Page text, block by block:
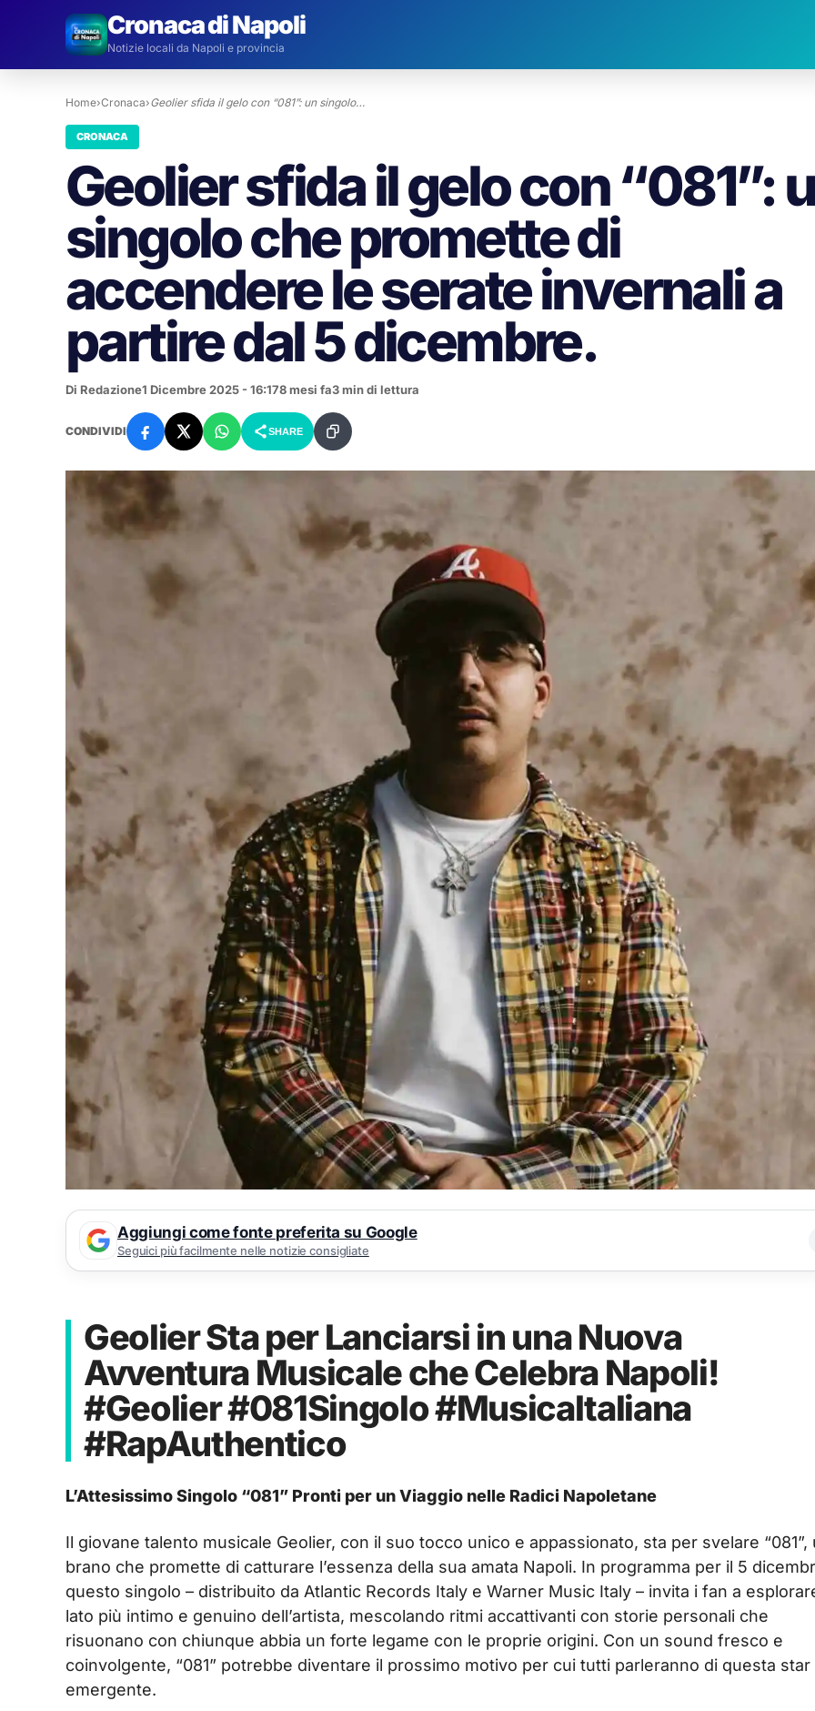
Cronaca di Napoli
Notizie locali da Napoli e provincia
Home›Cronaca›Geolier sfida il gelo con “081”: un singolo…
CRONACA
Geolier sfida il gelo con “081”:
singolo che promette di
accendere le serate invernali a
partire dal 5 dicembre.
Di Redazione1 Dicembre 2025 - 16:178 mesi fa3 min di lettura
CONDIVIDI SHARE
Aggiungi come fonte preferita su Google
Seguici più facilmente nelle notizie consigliate
Geolier Sta per Lanciarsi in una Nuova
Avventura Musicale che Celebra Napoli!
#Geolier #081Singolo #MusicaItaliana
#RapAuthentico
L’Attesissimo Singolo “081” Pronti per un Viaggio nelle Radici Napoletane
Il giovane talento musicale Geolier, con il suo tocco unico e appassionato, sta per svelare “081”,
brano che promette di catturare l’essenza della sua amata Napoli. In programma per il 5
questo singolo – distribuito da Atlantic Records Italy e Warner Music Italy – invita i fan a
lato più intimo e genuino dell’artista, mescolando ritmi accattivanti con storie personali che
risuonano con chiunque abbia un forte legame con le proprie origini. Con un sound fresco e
coinvolgente, “081” potrebbe diventare il prossimo motivo per cui tutti parleranno di questa star
emergente.